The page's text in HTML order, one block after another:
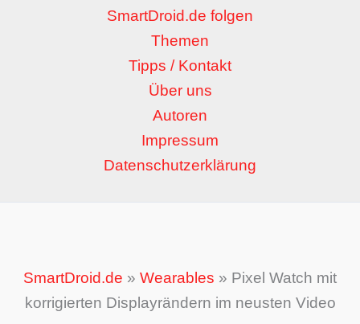
SmartDroid.de folgen
Themen
Tipps / Kontakt
Über uns
Autoren
Impressum
Datenschutzerklärung
SmartDroid.de » Wearables » Pixel Watch mit
korrigierten Displayrändern im neusten Video